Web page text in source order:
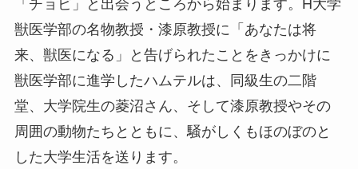
「チョビ」と出会うところから始まります。H大学
獣医学部の名物教授・漆原教授に「あなたは将
来、獣医になる」と告げられたことをきっかけに
獣医学部に進学したハムテルは、同級生の二階
堂、大学院生の菱沼さん、そして漆原教授やその
周囲の動物たちとともに、騒がしくもほのぼのと
した大学生活を送ります。